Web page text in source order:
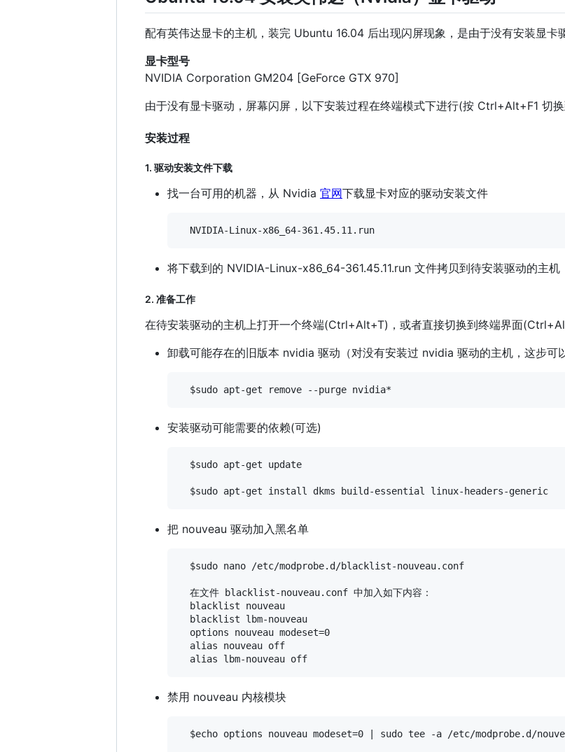
配有英伟达显卡的主机，装完 Ubuntu 16.04 后出现闪屏现象，是由于没有安装显卡
显卡型号
NVIDIA Corporation GM204 [GeForce GTX 970]
由于没有显卡驱动，屏幕闪屏，以下安装过程在终端模式下进行(按 Ctrl+Alt+F1 切
安装过程
1. 驱动安装文件下载
找一台可用的机器，从 Nvidia 官网下载显卡对应的驱动安装文件
将下载到的 NVIDIA-Linux-x86_64-361.45.11.run 文件拷贝到待安装驱动的主机
2. 准备工作
在待安装驱动的主机上打开一个终端(Ctrl+Alt+T)，或者直接切换到终端界面
卸载可能存在的旧版本 nvidia 驱动（对没有安装过 nvidia 驱动的主机，这步可
安装驱动可能需要的依赖(可选)
  $sudo apt-get update
把 nouveau 驱动加入黑名单
  $sudo nano /etc/modprobe.d/blacklist-nouveau.conf
  在文件 blacklist-nouveau.conf 中加入如下内容：
  blacklist nouveau
  blacklist lbm-nouveau
  options nouveau modeset=0
  alias nouveau off
禁用 nouveau 内核模块
$echo options nouveau modeset=0 | sudo tee -a /etc/modprobe.d/